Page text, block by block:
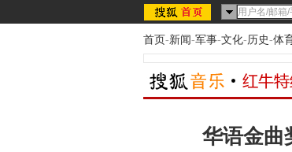
首页-新闻-军事-文化-历史-体
华语金曲